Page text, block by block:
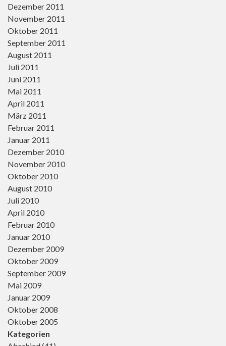
Dezember 2011
November 2011
Oktober 2011
September 2011
August 2011
Juli 2011
Juni 2011
Mai 2011
April 2011
März 2011
Februar 2011
Januar 2011
Dezember 2010
November 2010
Oktober 2010
August 2010
Juli 2010
April 2010
Februar 2010
Januar 2010
Dezember 2009
Oktober 2009
September 2009
Mai 2009
Januar 2009
Oktober 2008
Oktober 2005
Kategorien